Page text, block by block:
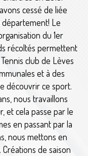
cessé de liée
département! Le
du 1er
récoltés permettent
club de Lèves
et à des
découvrir ce sport.
nous travaillons
et cela passe par le
en passant par la
nous mettons en
de saison